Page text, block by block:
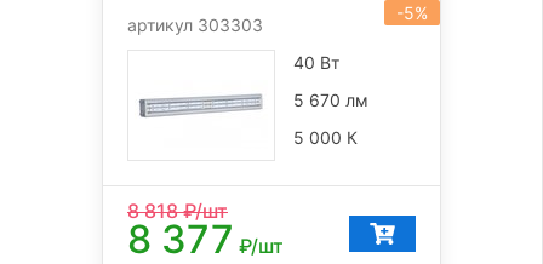
-5%
артикул 303303
40 Вт
5 670 лм
5 000 К
8 818₽/шт
8 377 ₽/шт